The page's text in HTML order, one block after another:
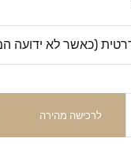
לרכישה מהירה